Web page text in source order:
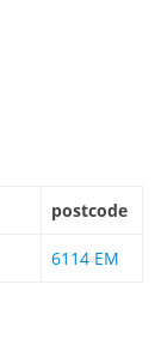
postcode
6114 EM